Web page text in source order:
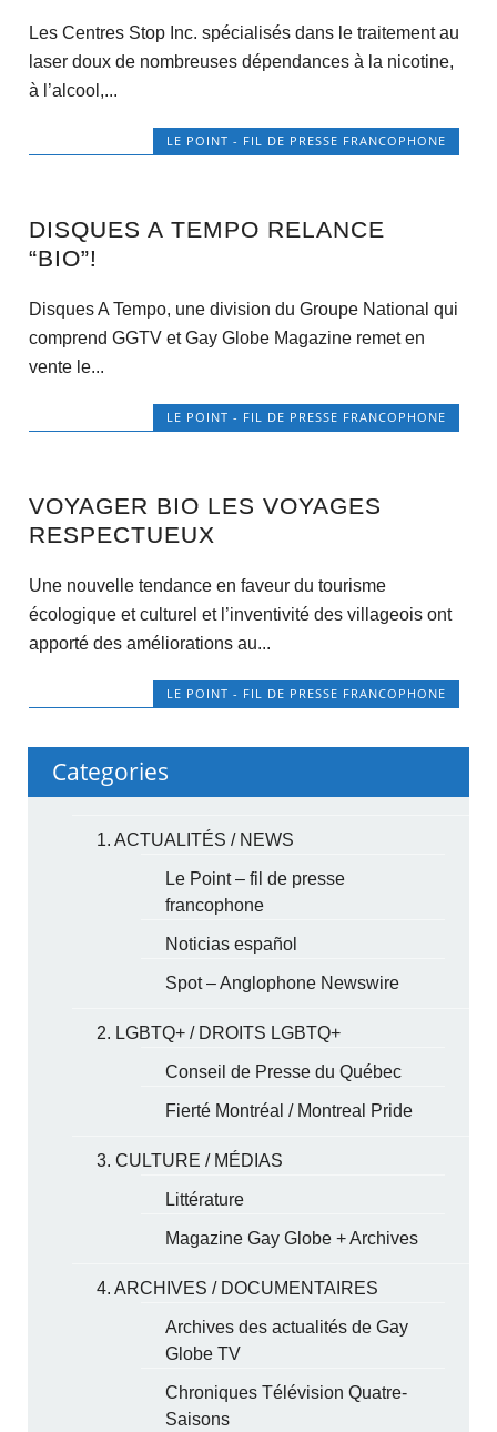
Les Centres Stop Inc. spécialisés dans le traitement au
laser doux de nombreuses dépendances à la nicotine,
à l’alcool,...
LE POINT - FIL DE PRESSE FRANCOPHONE
DISQUES A TEMPO RELANCE
“BIO”!
Disques A Tempo, une division du Groupe National qui
comprend GGTV et Gay Globe Magazine remet en
vente le...
LE POINT - FIL DE PRESSE FRANCOPHONE
VOYAGER BIO LES VOYAGES
RESPECTUEUX
Une nouvelle tendance en faveur du tourisme
écologique et culturel et l’inventivité des villageois ont
apporté des améliorations au...
LE POINT - FIL DE PRESSE FRANCOPHONE
Categories
1. ACTUALITÉS / NEWS
Le Point – fil de presse
francophone
Noticias español
Spot – Anglophone Newswire
2. LGBTQ+ / DROITS LGBTQ+
Conseil de Presse du Québec
Fierté Montréal / Montreal Pride
3. CULTURE / MÉDIAS
Littérature
Magazine Gay Globe + Archives
4. ARCHIVES / DOCUMENTAIRES
Archives des actualités de Gay
Globe TV
Chroniques Télévision Quatre-
Saisons